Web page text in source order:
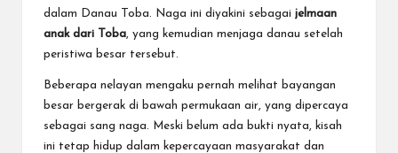
dalam Danau Toba. Naga ini diyakini sebagai jelmaan
anak dari Toba, yang kemudian menjaga danau setelah
peristiwa besar tersebut.
Beberapa nelayan mengaku pernah melihat bayangan
besar bergerak di bawah permukaan air, yang dipercaya
sebagai sang naga. Meski belum ada bukti nyata, kisah
ini tetap hidup dalam kepercayaan masyarakat dan